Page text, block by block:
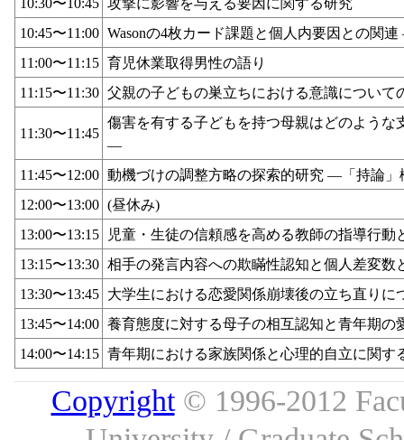
10:30〜10:45 攻撃に影響を与える要因に関する研究
10:45〜11:00 Wasonの4枚カード課題と個人内要因との関
11:00〜11:15
育児休業取得男性の語り
11:15〜11:30 父親の子どもの巣立ちにおける意識につい
11:30〜11:45
傷害を有する子どもを持つ母親はどのよう
―
11:45〜12:00 動機づけの調整方略の探索的研究 ―「持論
12:00〜13:00 (昼休み)
13:00〜13:15
児童・生徒の信頼感を高める教師の指導行動
13:15〜13:30 相手の発言内容への欺瞞性認知と個人差変
13:30〜13:45
大学生における恋愛関係崩壊後の立ち直り
13:45〜14:00 養育態度に対する母子の相互認知と青年期の
14:00〜14:15 青年期における家族関係と心理的自立に関
Copyright© 1996-2012